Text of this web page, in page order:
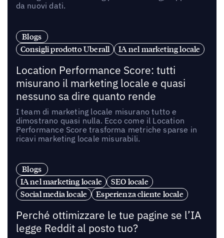
da nuovi dati.
Blogs
Consigli prodotto Uberall
IA nel marketing locale
Location Performance Score: tutti
misurano il marketing locale e quasi
nessuno sa dire quanto rende
I team di marketing locale misurano tutto e
dimostrano quasi nulla. Ecco come il Location
Performance Score trasforma metriche sparse in
ricavi marketing locale misurabili.
Blogs
IA nel marketing locale
SEO locale
Social media locale
Esperienza cliente locale
Perché ottimizzare le tue pagine se l’IA
legge Reddit al posto tuo?